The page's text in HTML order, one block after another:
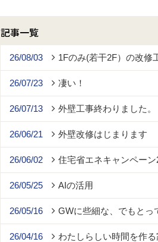
記事一覧
26/08/03 1Fのみ(若干2F）の改修
26/07/23 凄い！
26/07/13 外壁工事終わりました。
26/06/21 外壁改修はじまります
26/06/02 住宅省エネキャンペーン
26/05/25 AIの活用
26/05/16 GWに些細な、でもとっ
26/04/16 わたしらしい時間を作